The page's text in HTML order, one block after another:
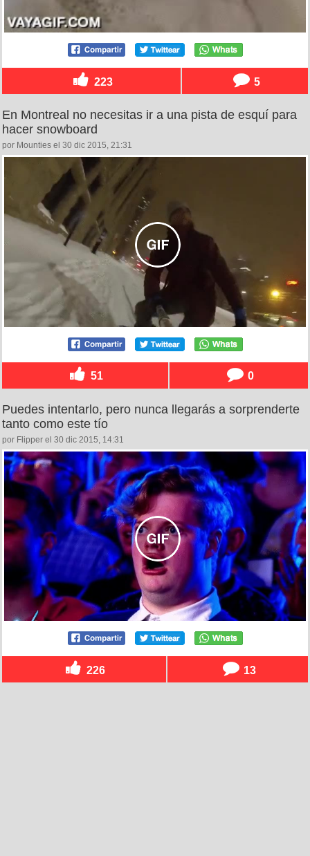
223 5
En Montreal no necesitas ir a una pista de esquí para
hacer snowboard
por Mounties el 30 dic 2015, 21:31
51 0
Puedes intentarlo, pero nunca llegarás a sorprenderte
tanto como este tío
por Flipper el 30 dic 2015, 14:31
226 13